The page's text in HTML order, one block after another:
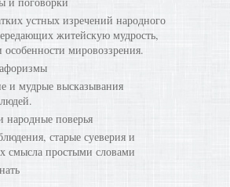
устных изречений народного
житейскую мудрость,
мировоззрения.
и мудрые высказывания
поверья
старые суеверия и
смысла простыми словами